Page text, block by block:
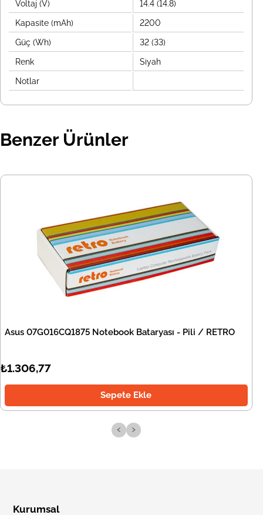
Voltaj (V) 14.4 (14.8)
Kapasite (mAh) 2200
Güç (Wh) 32 (33)
Renk Siyah
Notlar
Benzer Ürünler
Asus 07G016CQ1875 Notebook Bataryası - Pili / RETRO
₺1.306,77
Sepete Ekle
‹ ›
Kurumsal